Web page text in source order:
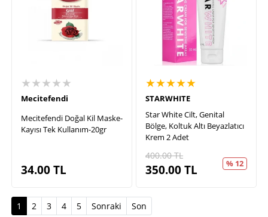
★★★★★
Mecitefendi
Mecitefendi Doğal Kil Maske-
Kayısı Tek Kullanım-20gr
34.00TL
★★★★★
STARWHITE
Star White Cilt, Genital
Bölge, Koltuk Altı Beyazlatıcı
Krem 2 Adet
400.00TL
350.00TL % 12
1 (current)
2 3 4 5 Sonraki Son